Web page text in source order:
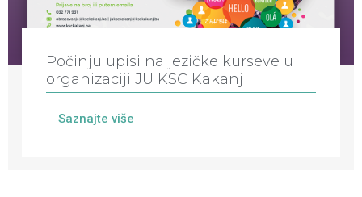
Počinju upisi na jezičke kurseve u
organizaciji JU KSC Kakanj
Saznajte više